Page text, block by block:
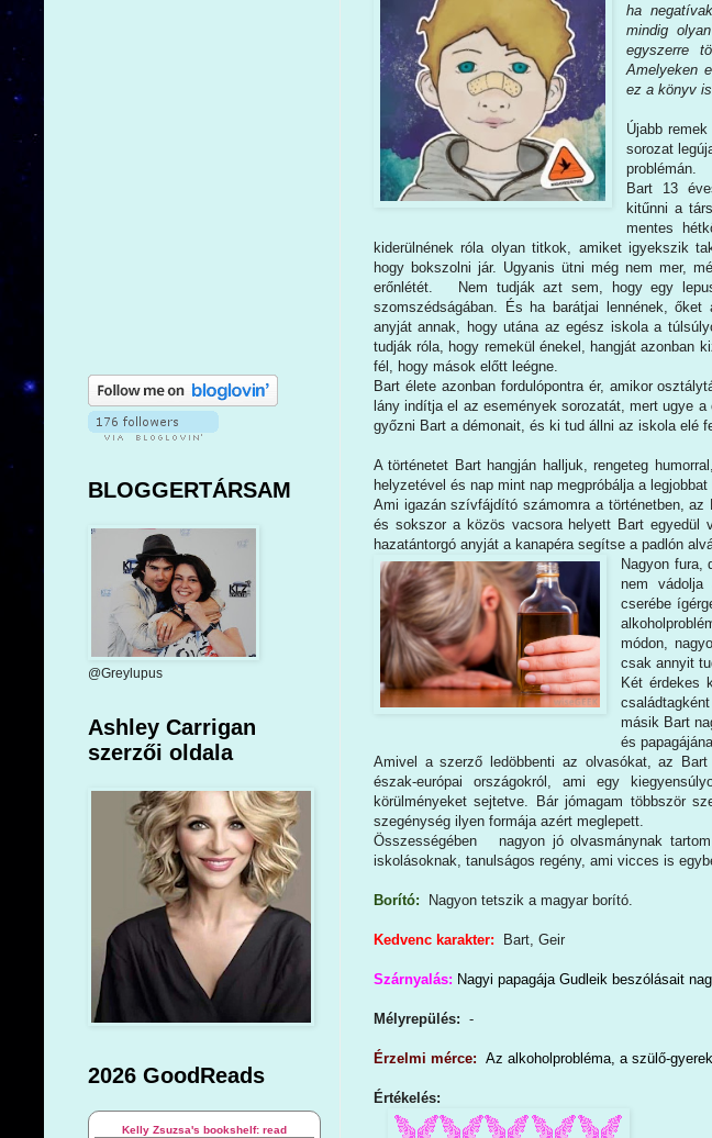
ha
mindig
egyszerre
Amelyeken
ez a könyv
Újabb
sorozat
problémán.
Bart 13
kitűnni a
mentes
kiderülnének róla olyan titkok, amiket igyekszik
hogy bokszolni jár. Ugyanis ütni még nem mer,
erőnlétét. Nem tudják azt sem, hogy egy
szomszédságában. És ha barátjai lennének,
anyját annak, hogy utána az egész iskola a
tudják róla, hogy remekül énekel, hangját azonban
fél, hogy mások előtt leégne.
Bart élete azonban fordulópontra ér, amikor
lány indítja el az események sorozatát, mert ugye
győzni Bart a démonait, és ki tud állni az iskola elé
A történetet Bart hangján halljuk, rengeteg
helyzetével és nap mint nap megpróbálja a
Ami igazán szívfájdító számomra a történetben, az
és sokszor a közös vacsora helyett Bart egyedül
hazatántorgó anyját a kanapéra segítse a padlón
Nagyon fura,
nem vádolja
cserébe
módon,
csak annyit
Két érdekes
másik Bart
és
Amivel a szerző ledöbbenti az olvasókat, az
észak-európai országokról, ami egy
körülményeket sejtetve. Bár jómagam többször
szegénység ilyen formája azért meglepett.
Összességében nagyon jó olvasmánynak
iskolásoknak, tanulságos regény, ami vicces is
Borító: Nagyon tetszik a magyar borító.
Kedvenc karakter: Bart, Geir
Szárnyalás: Nagyi papagája Gudleik beszólásait
Mélyrepülés: -
Érzelmi mérce: Az alkoholprobléma, a szülő-
Értékelés:
BLOGGERTÁRSAM
@Greylupus
Ashley Carrigan
szerzői oldala
2026 GoodReads
Kelly Zsuzsa's bookshelf: read